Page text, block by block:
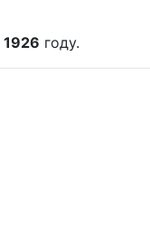
1926 году.